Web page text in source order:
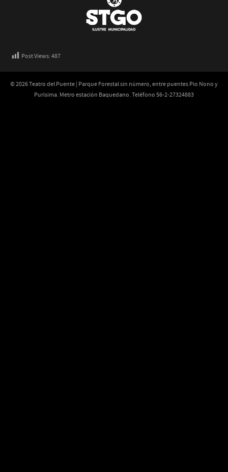
Post Views:487
© 2026 Teatro del Puente | Parque Forestal sin número, entre puentes Pio Nono y
Purísima. Metro estación Baquedano. Teléfono 56-2-27324883